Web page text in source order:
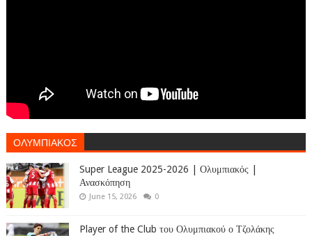
ΟΛΥΜΠΙΑΚΟΣ
Super League 2025-2026 | Ολυμπιακός |
Ανασκόπηση
June 15, 2026 0
Player of the Club του Ολυμπιακού ο Τζολάκης